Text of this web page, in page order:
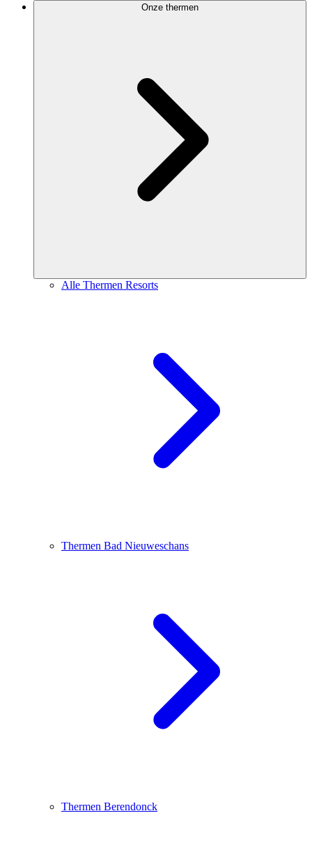
Onze thermen
Alle Thermen Resorts
Thermen Bad Nieuweschans
Thermen Berendonck